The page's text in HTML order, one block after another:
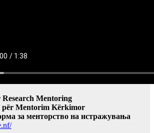
Mentoring
për Mentorim Kërkimor
за менторство на истражувања